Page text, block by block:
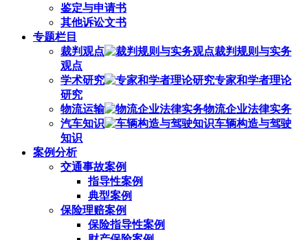
鉴定与申请书
其他诉讼文书
专题栏目
裁判观点
裁判规则与实务
观点
学术研究
专家和学者理论
研究
物流运输
物流企业法律实务
汽车知识
车辆构造与驾驶
知识
案例分析
交通事故案例
指导性案例
典型案例
保险理赔案例
保险指导性案例